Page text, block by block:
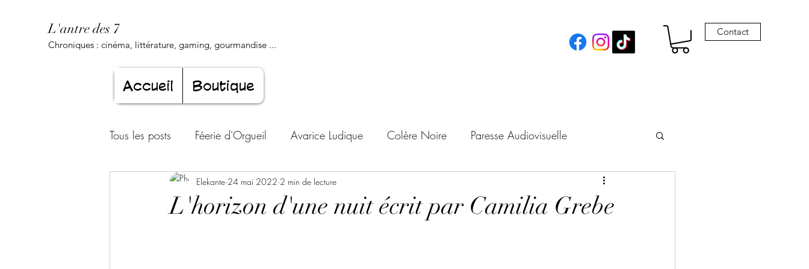
L'antre des 7
Chroniques : cinéma, littérature, gaming, gourmandise ...
Contact
Accueil Boutique
Tous les posts Féerie d'Orgueil Avarice Ludique Colère Noire Paresse Audiovisuelle
Luxure Envoûtante Gourmandise Proscrite
L'horizon d'une nuit écrit par Camilia Grebe
Elekante 24 mai 2022 2 min de lecture